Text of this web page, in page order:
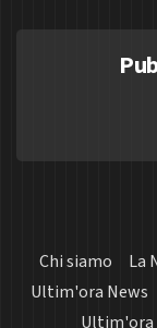
Chi siamo La
Ultim'ora News
Ultim'ora